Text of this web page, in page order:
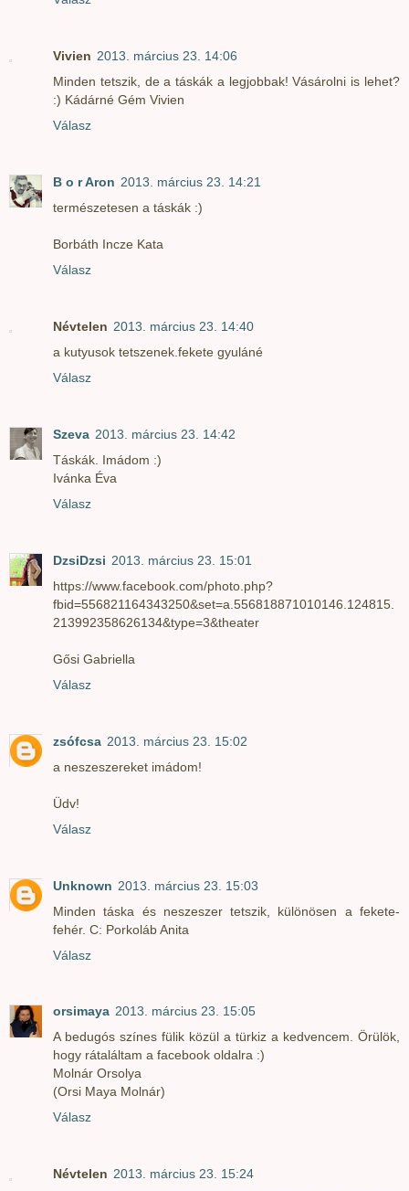
Vivien 2013. március 23. 14:06
Minden tetszik, de a táskák a legjobbak! Vásárolni is lehet?
:) Kádárné Gém Vivien
Válasz
B o r Aron 2013. március 23. 14:21
természetesen a táskák :)
Borbáth Incze Kata
Válasz
Névtelen 2013. március 23. 14:40
a kutyusok tetszenek.fekete gyuláné
Válasz
Szeva 2013. március 23. 14:42
Táskák. Imádom :)
Ivánka Éva
Válasz
DzsiDzsi 2013. március 23. 15:01
https://www.facebook.com/photo.php?
fbid=556821164343250&set=a.556818871010146.124815.
213992358626134&type=3&theater
Gősi Gabriella
Válasz
zsófcsa 2013. március 23. 15:02
a neszeszereket imádom!
Üdv!
Válasz
Unknown 2013. március 23. 15:03
Minden táska és neszeszer tetszik, különösen a fekete-
fehér. C: Porkoláb Anita
Válasz
orsimaya 2013. március 23. 15:05
A bedugós színes fülik közül a türkiz a kedvencem. Örülök,
hogy rátaláltam a facebook oldalra :)
Molnár Orsolya
(Orsi Maya Molnár)
Válasz
Névtelen 2013. március 23. 15:24